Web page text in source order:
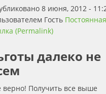
8 июня, 2012 -
Гость Постоянная
(Permalink)
далеко не
верно! Получить все выше